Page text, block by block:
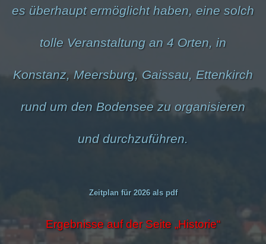
es überhaupt ermöglicht haben, eine solch
tolle Veranstaltung an 4 Orten, in
Konstanz, Meersburg, Gaissau, Ettenkirch
rund um den Bodensee zu organisieren
und durchzuführen.
Zeitplan für 2026 als pdf
Ergebnisse auf der Seite „Historie“